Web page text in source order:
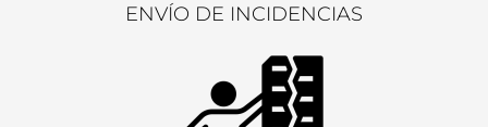
ENVÍO DE INCIDENCIAS